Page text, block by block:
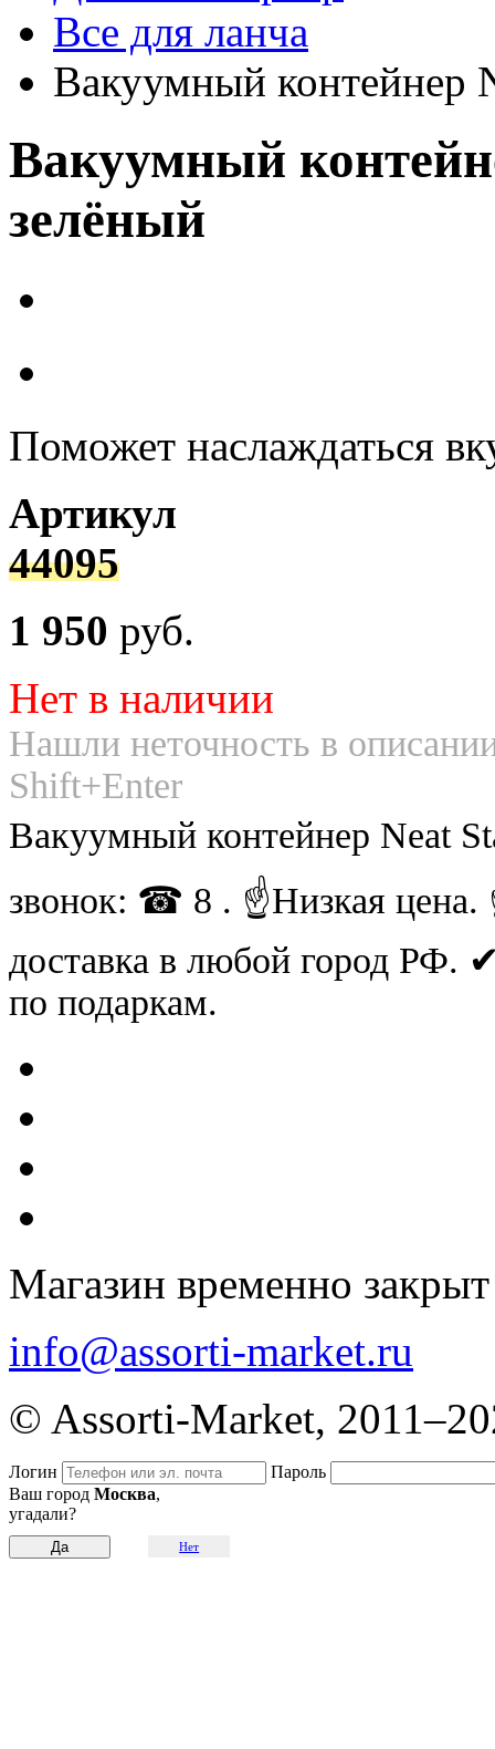
Все для ланча
Вакуумный контейнер
Вакуумный
зелёный
Поможет наслаждаться
Артикул
44095
1 950 руб.
Нет в наличии
Нашли неточность в
Shift+Enter
Вакуумный контейнер Neat
звонок: ☎ 8 . ☝Низкая
доставка в любой город
по подаркам.
Магазин временно закрыт
info@assorti-market.ru
© Assorti-Market,
Логин
Пароль
Ваш город Москва,
угадали?
Нет